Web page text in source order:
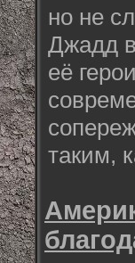
но не
Джадд
её
таким,